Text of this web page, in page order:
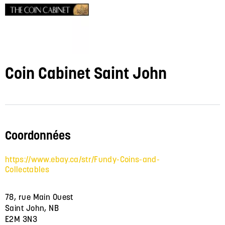
Coin Cabinet Saint John
Coordonnées
https://www.ebay.ca/str/Fundy-Coins-and-
Collectables
78, rue Main Ouest
Saint John, NB
E2M 3N3